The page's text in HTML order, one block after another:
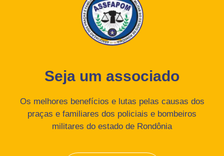
Seja um associado
Os melhores benefícios e lutas pelas causas dos
praças e familiares dos policiais e bombeiros
militares do estado de Rondônia